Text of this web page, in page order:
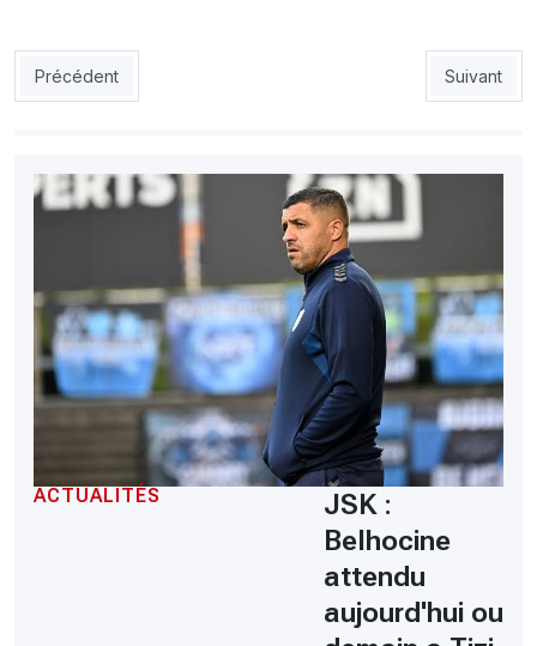
Article précédent : EN : Ghoulam et Mesbah rassurent Gourcuff
Précédent Article
Suivant
ACTUALITÉS
JSK :
Belhocine
attendu
aujourd'hui ou